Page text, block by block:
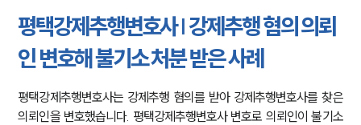
평택강제추행변호사 | 강제추행 혐의 의뢰
인 변호해 불기소 처분 받은 사례
평택강제추행변호사는 강제추행 혐의를 받아 강제추행변호사를 찾은
의뢰인을 변호했습니다. 평택강제추행변호사 변호로 의뢰인이 불기소